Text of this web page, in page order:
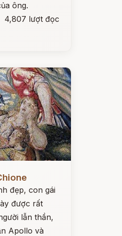
ông.
4,807 lượt đọc
đẹp, con gái
được rất
lẫn thần,
Apollo và